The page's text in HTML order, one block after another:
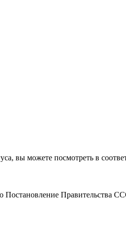
вы можете посмотреть в
Правительства